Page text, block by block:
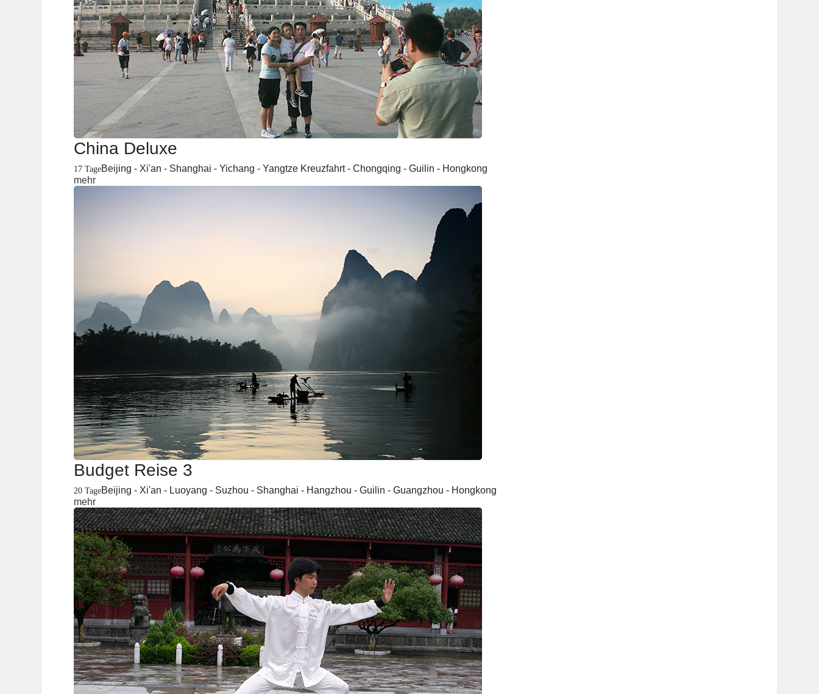
China Deluxe
17 TageBeijing - Xi'an - Shanghai - Yichang - Yangtze Kreuzfahrt - Chongqing - Guilin - Hongkong
mehr
Budget Reise 3
20 TageBeijing - Xi'an - Luoyang - Suzhou - Shanghai - Hangzhou - Guilin - Guangzhou - Hongkong
mehr